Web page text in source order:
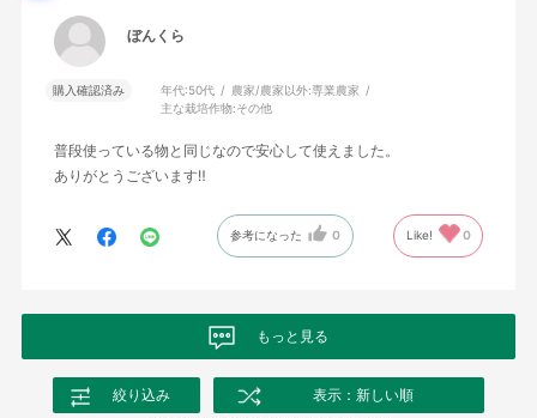
ぼんくら
購入確認済み 年代:50代 農家/農家以外:専業農家
主な栽培作物:その他
普段使っている物と同じなので安心して使えました。
ありがとうございます‼️
参考になった 0 Like! 0
もっと見る
絞り込み 表示：新しい順